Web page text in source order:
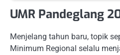
UMR Pandeglang
Menjelang tahun baru, topik
Minimum Regional selalu